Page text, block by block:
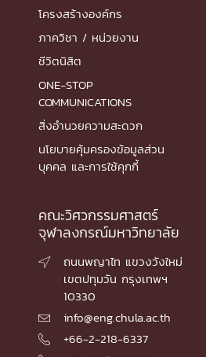
โครงสร้างองค์กร
ภาควิชา / หน่วยงาน
ชีวิตนิสิต
ONE-STOP
COMMUNICATIONS
สิ่งอำนวยความสะดวก
นโยบายคุ้มครองข้อมูลส่วน
บุคคล และการใช้คุกกี้
คณะวิศวกรรมศาสตร์
จุฬาลงกรณ์มหาวิทยาลัย

ถนนพญาไท แขวงวังใหม่
เขตปทุมวัน กรุงเทพฯ
10330
 info@eng.chula.ac.th
 +66-2-218-6337